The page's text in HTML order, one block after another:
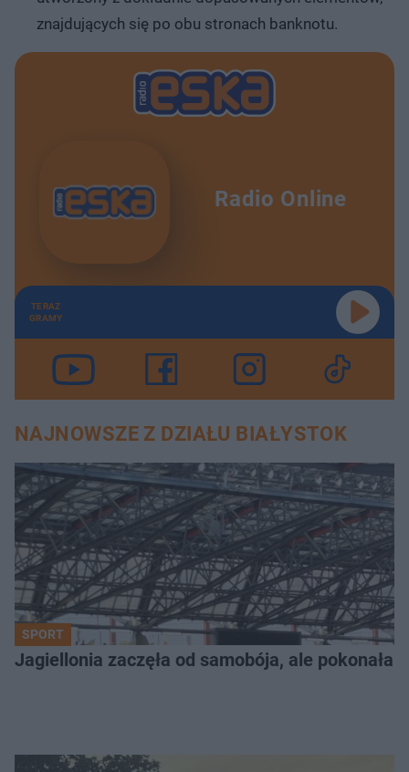
znajdujących się po obu stronach banknotu.
Radio Online
TERAZ
GRAMY
NAJNOWSZE Z DZIAŁU BIAŁYSTOK
SPORT
Jagiellonia zaczęła od samobója, ale pokonała